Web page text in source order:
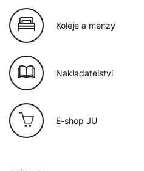
Koleje a menzy
Nakladatelství
E-shop JU